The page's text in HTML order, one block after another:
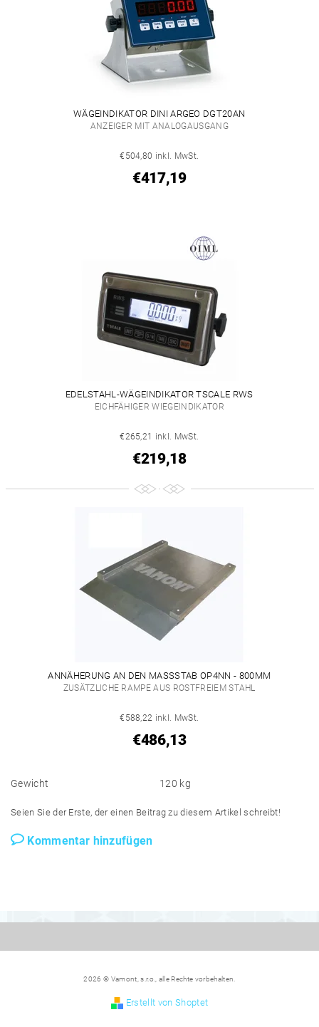
WÄGEINDIKATOR DINI ARGEO DGT20AN
ANZEIGER MIT ANALOGAUSGANG
€504,80 inkl. MwSt.
€417,19
EDELSTAHL-WÄGEINDIKATOR TSCALE RWS
EICHFÄHIGER WIEGEINDIKATOR
€265,21 inkl. MwSt.
€219,18
ANNÄHERUNG AN DEN MASSSTAB OP4NN - 800MM
ZUSÄTZLICHE RAMPE AUS ROSTFREIEM STAHL
€588,22 inkl. MwSt.
€486,13
Gewicht 120 kg
Seien Sie der Erste, der einen Beitrag zu diesem Artikel schreibt!
Kommentar hinzufügen
2026 © Vamont, s.r.o., alle Rechte vorbehalten.
Erstellt von Shoptet